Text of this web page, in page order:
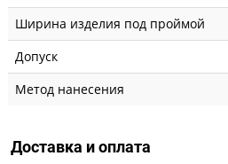
Ширина изделия под проймой
Допуск
Метод нанесения
Доставка и оплата